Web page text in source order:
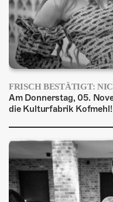
FRISCH BESTÄTIGT:
Am Donnerstag, 05.
die Kulturfabrik Kofmehl!